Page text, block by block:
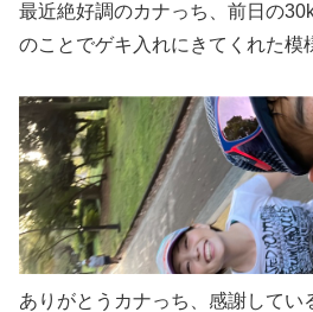
最近絶好調のカナっち、前日の
のことでゲキ入れにきてくれた模
ありがとうカナっち、感謝してい